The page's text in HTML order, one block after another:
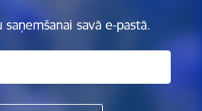
savā e-pastā.